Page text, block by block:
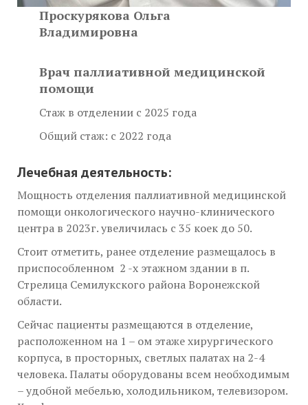
Проскурякова Ольга
Владимировна
Врач паллиативной медицинской
помощи
Стаж в отделении с 2025 года
Общий стаж: с 2022 года
Лечебная деятельность:
Мощность отделения паллиативной медицинской
помощи онкологического научно-клинического
центра в 2023г. увеличилась с 35 коек до 50.
Стоит отметить, ранее отделение размещалось в
приспособленном 2 -х этажном здании в п.
Стрелица Семилукского района Воронежской
области.
Сейчас пациенты размещаются в отделение,
расположенном на 1 – ом этаже хирургического
корпуса, в просторных, светлых палатах на 2-4
человека. Палаты оборудованы всем необходимым
– удобной мебелью, холодильником, телевизором.